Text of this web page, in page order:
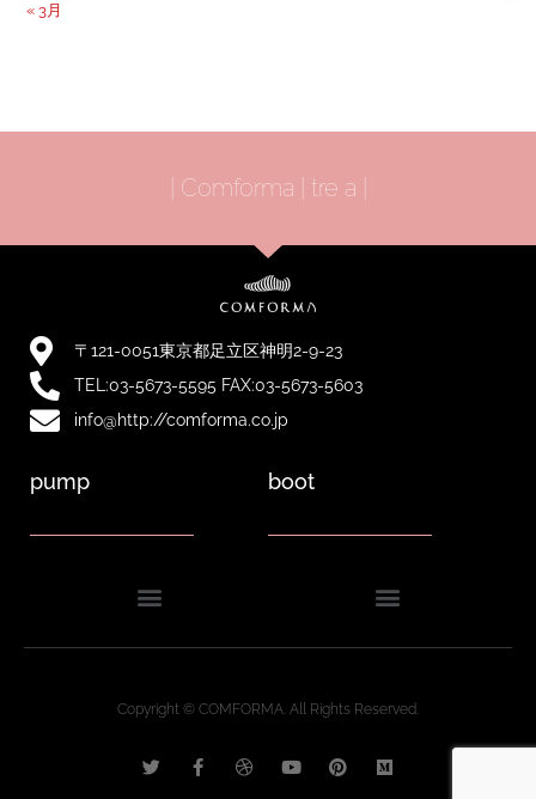
« 3月
| Comforma | tre a |
〒121-0051東京都足立区神明2-9-23
TEL:03-5673-5595 FAX:03-5673-5603
info@http://comforma.co.jp
pump boot
Copyright © COMFORMA. All Rights Reserved.